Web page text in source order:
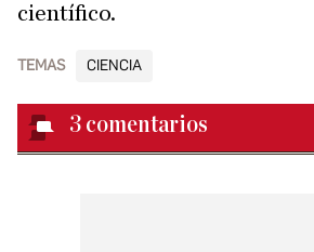
científico.
TEMAS CIENCIA
3 comentarios